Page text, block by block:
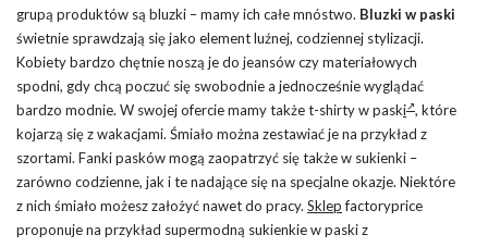
grupą produktów są bluzki – mamy ich całe mnóstwo. Bluzki w paski
świetnie sprawdzają się jako element luźnej, codziennej stylizacji.
Kobiety bardzo chętnie noszą je do jeansów czy materiałowych
spodni, gdy chcą poczuć się swobodnie a jednocześnie wyglądać
bardzo modnie. W swojej ofercie mamy także t-shirty w paski , które
kojarzą się z wakacjami. Śmiało można zestawiać je na przykład z
szortami. Fanki pasków mogą zaopatrzyć się także w sukienki –
zarówno codzienne, jak i te nadające się na specjalne okazje. Niektóre
z nich śmiało możesz założyć nawet do pracy. Sklepfactoryprice
proponuje na przykład supermodną sukienkie w paski z